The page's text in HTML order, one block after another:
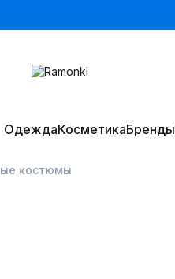
ОдеждаКосметикаБренды
костюмы